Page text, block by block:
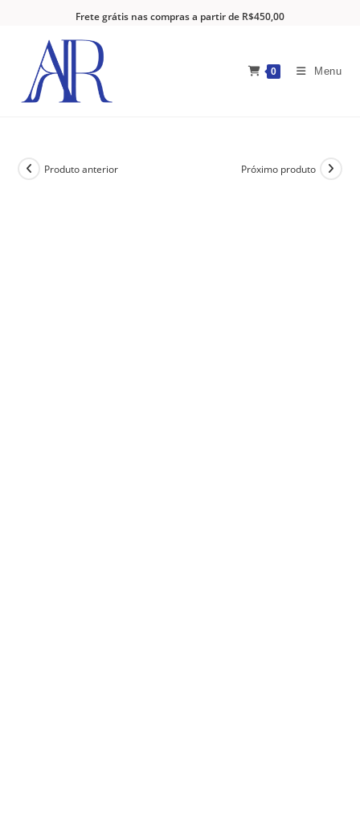
Frete grátis nas compras a partir de R$450,00
0 Menu
Produto anterior Próximo produto